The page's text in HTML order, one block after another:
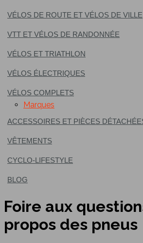
VÉLOS DE ROUTE ET VÉLOS DE VILLE
VTT ET VÉLOS DE RANDONNÉE
VÉLOS ET TRIATHLON
VÉLOS ÉLECTRIQUES
VÉLOS COMPLETS
Marques
ACCESSOIRES ET PIÈCES
VÊTEMENTS
CYCLO-LIFESTYLE
BLOG
Foire aux
propos des pneus